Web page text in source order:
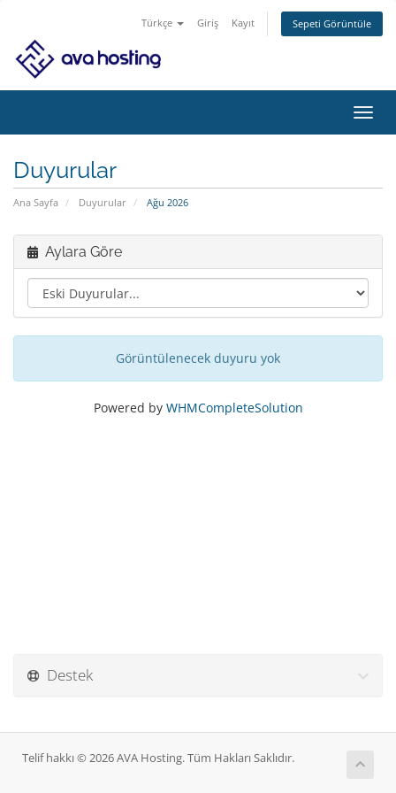
Türkçe Giriş Kayıt Sepeti Görüntüle
Duyurular
Ana Sayfa Duyurular Ağu 2026
Aylara Göre
Görüntülenecek duyuru yok
Powered by WHMCompleteSolution
Destek
Telif hakkı © 2026 AVA Hosting. Tüm Hakları Saklıdır.